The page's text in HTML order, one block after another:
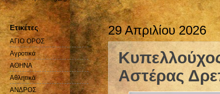
29 Απριλίου 2026
Αστέρας
Ετικέτες
ΑΓΙΟ ΟΡΟΣ
Αγροτικά
ΑΘΗΝΑ
Αθλητικά
ΑΝΔΡΟΣ